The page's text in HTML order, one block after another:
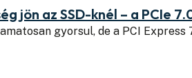
jön az SSD-knél – a PCIe
gyorsul, de a PCI Express